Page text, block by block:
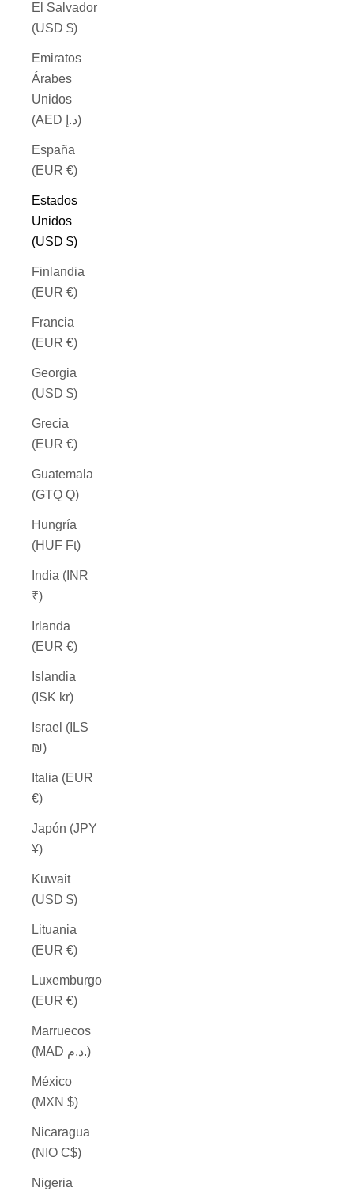
El Salvador
(USD $)
Emiratos
Árabes
Unidos
(AED د.إ)
España
(EUR €)
Estados
Unidos
(USD $)
Finlandia
(EUR €)
Francia
(EUR €)
Georgia
(USD $)
Grecia
(EUR €)
Guatemala
(GTQ Q)
Hungría
(HUF Ft)
India (INR
₹)
Irlanda
(EUR €)
Islandia
(ISK kr)
Israel (ILS
₪)
Italia (EUR
€)
Japón (JPY
¥)
Kuwait
(USD $)
Lituania
(EUR €)
Luxemburgo
(EUR €)
Marruecos
(MAD د.م.)
México
(MXN $)
Nicaragua
(NIO C$)
Nigeria